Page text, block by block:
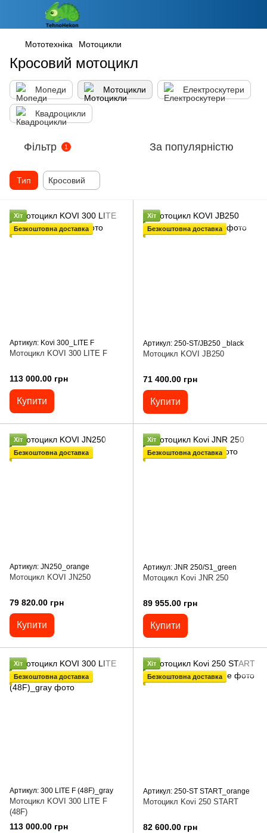
Мототехніка Мотоцикли
Кросовий мотоцикл
Мопеди Мотоцикли Електроскутери
Квадроцикли
Фільтр 1 За популярністю
Тип Кросовий
Хіт
Безкоштовна доставка
Артикул: Kovi 300_LITE F
Мотоцикл KOVI 300 LITE F
113 000.00 грн
Купити
Хіт
Безкоштовна доставка
Артикул: 250-ST/JB250 _black
Мотоцикл KOVI JB250
71 400.00 грн
Купити
Хіт
Безкоштовна доставка
Артикул: JN250_orange
Мотоцикл KOVI JN250
79 820.00 грн
Купити
Хіт
Безкоштовна доставка
Артикул: JNR 250/S1_green
Мотоцикл Kovi JNR 250
89 955.00 грн
Купити
Хіт
Безкоштовна доставка
Артикул: 300 LITE F (48F)_gray
Мотоцикл KOVI 300 LITE F
(48F)
113 000.00 грн
Хіт
Безкоштовна доставка
Артикул: 250-ST START_orange
Мотоцикл Kovi 250 START
82 600.00 грн